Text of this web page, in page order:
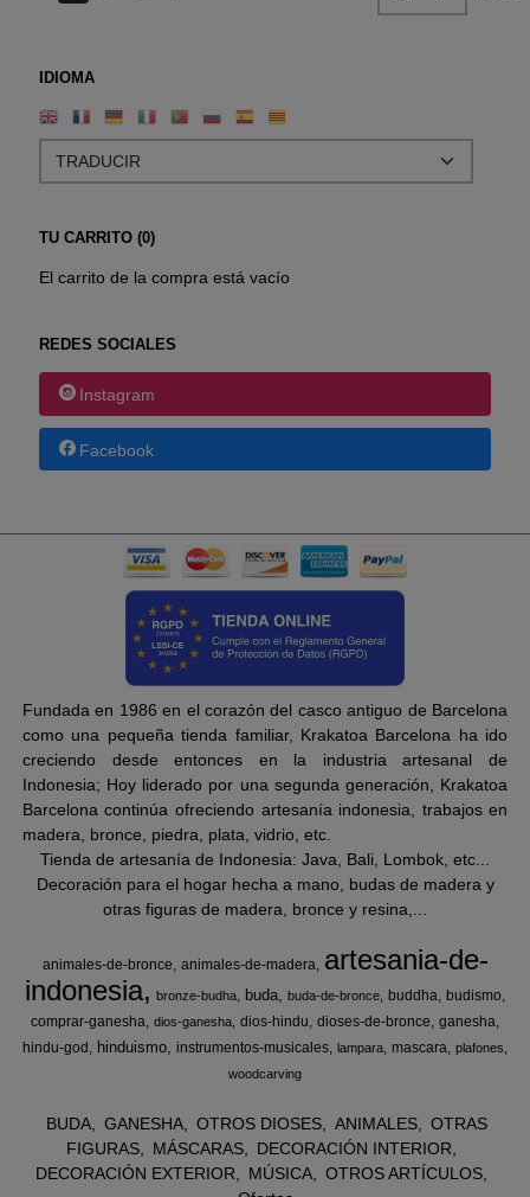
IDIOMA
TU CARRITO (0)
El carrito de la compra está vacío
REDES SOCIALES
Instagram
Facebook
Fundada en 1986 en el corazón del casco antiguo de Barcelona
como una pequeña tienda familiar, Krakatoa Barcelona ha ido
creciendo desde entonces en la industria artesanal de
Indonesia; Hoy liderado por una segunda generación, Krakatoa
Barcelona continúa ofreciendo artesanía indonesia, trabajos en
madera, bronce, piedra, plata, vidrio, etc.
Tienda de artesanía de Indonesia: Java, Bali, Lombok, etc...
Decoración para el hogar hecha a mano, budas de madera y
otras figuras de madera, bronce y resina,...
animales-de-bronce animales-de-madera
artesania-de-
indonesia
bronze-budha buda buda-de-bronce buddha budismo
comprar-ganesha
dios-ganesha dios-hindu dioses-de-bronce ganesha
hindu-god
hinduismo instrumentos-musicales lampara mascara
plafones
woodcarving
BUDA GANESHA OTROS DIOSES ANIMALES
OTRAS
FIGURAS
MÁSCARAS
DECORACIÓN INTERIOR
DECORACIÓN EXTERIOR
MÚSICA
OTROS ARTÍCULOS